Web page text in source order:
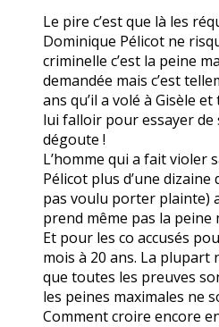
Le pire c’est que là les
Dominique Pélicot ne
criminelle c’est la peine
demandée mais c’est
ans qu’il a volé à Gisèle
lui falloir pour essayer de
dégoute !
L’homme qui a fait violer
Pélicot plus d’une dizaine
pas voulu porter plainte)
prend même pas la peine
Et pour les co accusés
mois à 20 ans. La plupart
que toutes les preuves
les peines maximales ne
Comment croire encore